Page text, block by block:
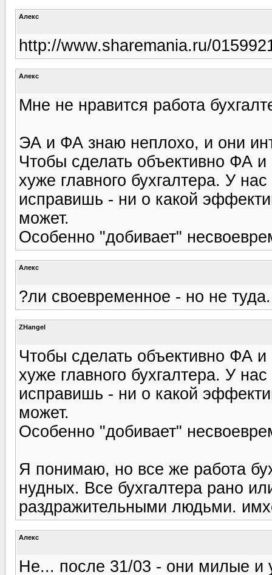
Алекс
http://www.sharemania.ru/
Алекс
Мне не нравится работа
ЭА и ФА знаю неплохо, и они
Чтобы сделать объективно ФА
хуже главного бухгалтера. У
исправишь - ни о какой
может.
Особенно "добивает"
Алекс
?ли своевременное - но не
ZHangel
Чтобы сделать объективно ФА
хуже главного бухгалтера. У
исправишь - ни о какой
может.
Особенно "добивает"
Я понимаю, но все же работа
нудных. Все бухгалтера рано
раздражительными людьми.
Алекс
Не... после 31/03 - они милые и